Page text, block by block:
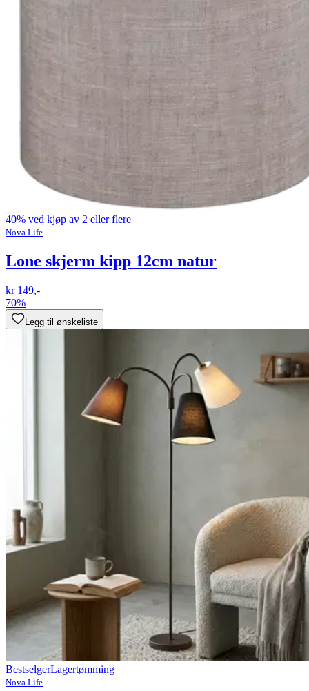
40% ved kjøp av 2 eller flere
Nova Life
Lone skjerm kipp 12cm natur
kr 149,-
70%
Legg til ønskeliste
BestselgerLagertømming
Nova Life